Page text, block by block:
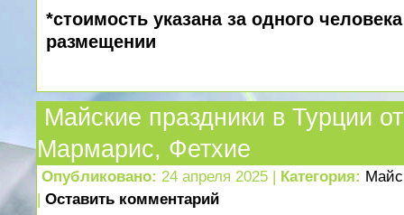
*стоимость указана за одного
размещении
Майские праздники в Турции
Мармарис, Фетхие
Опубликовано: 24 апреля 2025 | Категория:
| Оставить комментарий